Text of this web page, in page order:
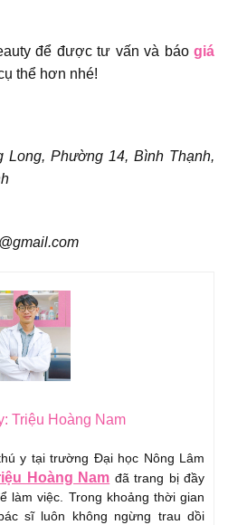
để được tư vấn và báo giá
thể hơn nhé!
Phường 14, Bình Thạnh,
Triệu Hoàng Nam
y tại trường Đại học Nông Lâm
Hoàng Nam đã trang bị đầy
làm việc. Trong khoảng thời gian
sĩ luôn không ngừng trau dồi